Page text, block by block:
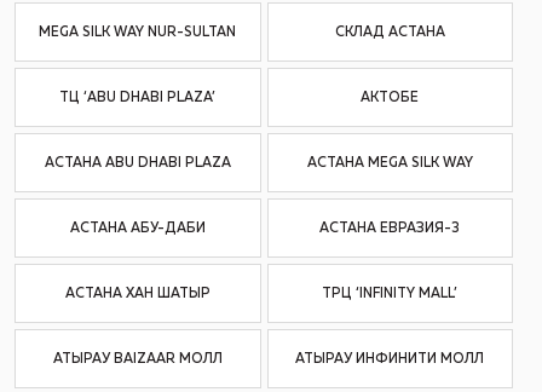
MEGA SILK WAY NUR-SULTAN СКЛАД АСТАНА
ТЦ ‘ABU DHABI PLAZA’ АКТОБЕ
АСТАНА ABU DHABI PLAZA АСТАНА MEGA SILK WAY
АСТАНА АБУ-ДАБИ АСТАНА ЕВРАЗИЯ-3
АСТАНА ХАН ШАТЫР ТРЦ ‘INFINITY MALL’
АТЫРАУ BAIZAAR МОЛЛ АТЫРАУ ИНФИНИТИ МОЛЛ